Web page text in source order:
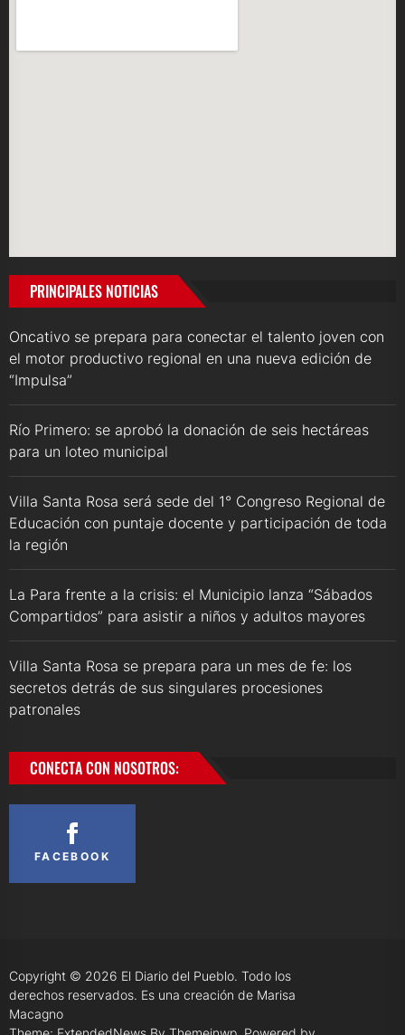
PRINCIPALES NOTICIAS
Oncativo se prepara para conectar el talento joven con
el motor productivo regional en una nueva edición de
“Impulsa”
Río Primero: se aprobó la donación de seis hectáreas
para un loteo municipal
Villa Santa Rosa será sede del 1° Congreso Regional de
Educación con puntaje docente y participación de toda
la región
La Para frente a la crisis: el Municipio lanza “Sábados
Compartidos” para asistir a niños y adultos mayores
Villa Santa Rosa se prepara para un mes de fe: los
secretos detrás de sus singulares procesiones
patronales
CONECTA CON NOSOTROS:
FACEBOOK
Copyright © 2026 El Diario del Pueblo. Todo los
derechos reservados. Es una creación de Marisa
Macagno